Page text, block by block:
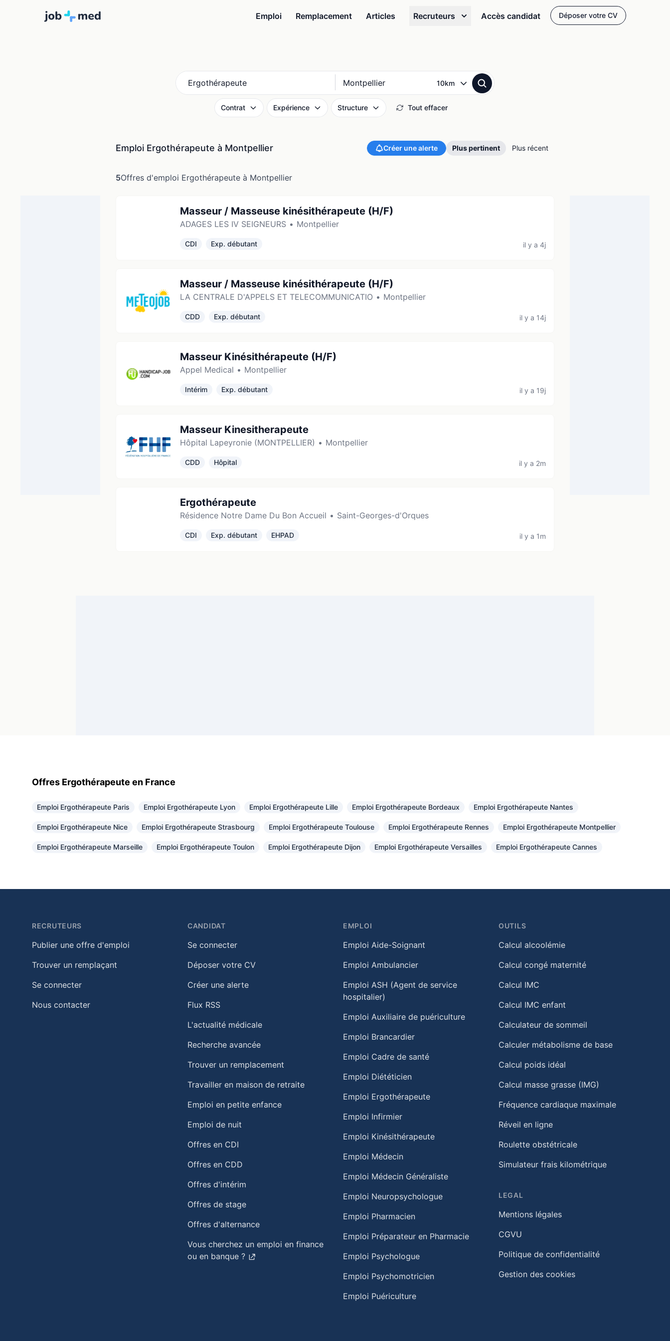
Emploi Remplacement Articles Recruteurs Accès candidat Déposer votre CV
Quoi ?
Où ?
Contrat Expérience Structure Tout effacer
Emploi Ergothérapeute à Montpellier Créer une alerte Plus pertinent Plus récent
5Offres d'emploi Ergothérapeute à Montpellier
Masseur / Masseuse kinésithérapeute (H/F)
ADAGES LES IV SEIGNEURS • Montpellier
CDI Exp. débutant il y a 4j
Masseur / Masseuse kinésithérapeute (H/F)
LA CENTRALE D'APPELS ET TELECOMMUNICATIO • Montpellier
CDD Exp. débutant il y a 14j
Masseur Kinésithérapeute (H/F)
Appel Medical • Montpellier
Intérim Exp. débutant il y a 19j
Masseur Kinesitherapeute
Hôpital Lapeyronie (MONTPELLIER) • Montpellier
CDD Hôpital il y a 2m
Ergothérapeute
Résidence Notre Dame Du Bon Accueil • Saint-Georges-d'Orques
CDI Exp. débutant EHPAD il y a 1m
Offres Ergothérapeute en France
Emploi Ergothérapeute Paris Emploi Ergothérapeute Lyon Emploi Ergothérapeute Lille Emploi Ergothérapeute Bordeaux Emploi Ergothérapeute Nantes
Emploi Ergothérapeute Nice Emploi Ergothérapeute Strasbourg Emploi Ergothérapeute Toulouse Emploi Ergothérapeute Rennes Emploi Ergothérapeute Montpellier
Emploi Ergothérapeute Marseille Emploi Ergothérapeute Toulon Emploi Ergothérapeute Dijon Emploi Ergothérapeute Versailles Emploi Ergothérapeute Cannes
RECRUTEURS
Publier une offre d'emploi
Trouver un remplaçant
Se connecter
Nous contacter
CANDIDAT
Se connecter
Déposer votre CV
Créer une alerte
Flux RSS
L'actualité médicale
Recherche avancée
Trouver un remplacement
Travailler en maison de retraite​
Emploi en petite enfance​
Emploi de nuit​
Offres en CDI
Offres en CDD
Offres d'intérim
Offres de stage
Offres d'alternance
Vous cherchez un emploi en finance
ou en banque ?
EMPLOI
Emploi Aide-Soignant
Emploi Ambulancier
Emploi ASH (Agent de service
hospitalier)
Emploi Auxiliaire de puériculture
Emploi Brancardier
Emploi Cadre de santé
Emploi Diététicien
Emploi Ergothérapeute
Emploi Infirmier
Emploi Kinésithérapeute
Emploi Médecin
Emploi Médecin Généraliste
Emploi Neuropsychologue
Emploi Pharmacien
Emploi Préparateur en Pharmacie
Emploi Psychologue
Emploi Psychomotricien
Emploi Puériculture
OUTILS
Calcul alcoolémie
Calcul congé maternité
Calcul IMC
Calcul IMC enfant
Calculateur de sommeil
Calculer métabolisme de base
Calcul poids idéal
Calcul masse grasse (IMG)
Fréquence cardiaque maximale
Réveil en ligne
Roulette obstétricale
Simulateur frais kilométrique
LEGAL
Mentions légales
CGVU
Politique de confidentialité
Gestion des cookies